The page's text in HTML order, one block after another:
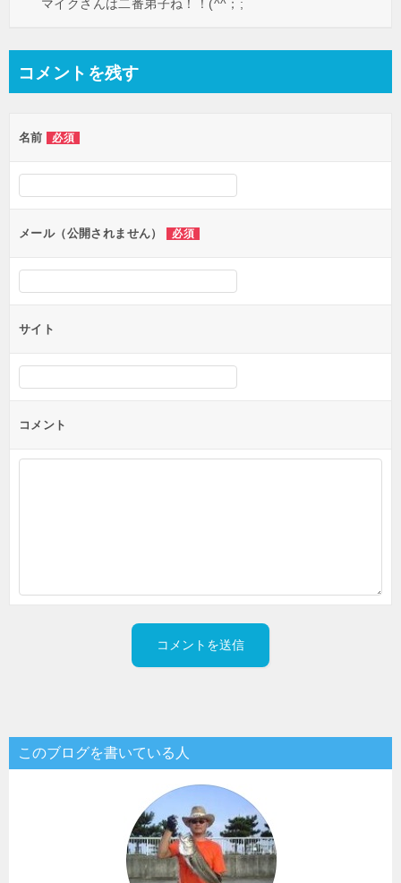
マイクさんは二番弟子ね！！(^^；;
コメントを残す
名前 必須
メール（公開されません） 必須
サイト
コメント
このブログを書いている人